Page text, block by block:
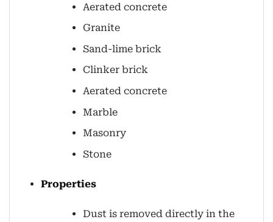
Aerated concrete
Granite
Sand-lime brick
Clinker brick
Aerated concrete
Marble
Masonry
Stone
Properties
Dust is removed directly in the